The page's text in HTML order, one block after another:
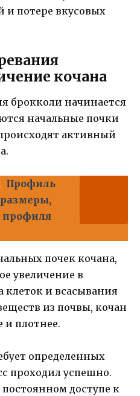
и потере вкусовых
кочана
брокколи начинается
начальные почки
активный
Профиль
профиля
почек кочана,
увеличение в
клеток и всасывания
из почвы, кочан
и плотнее.
определенных
проходил успешно.
доступе к